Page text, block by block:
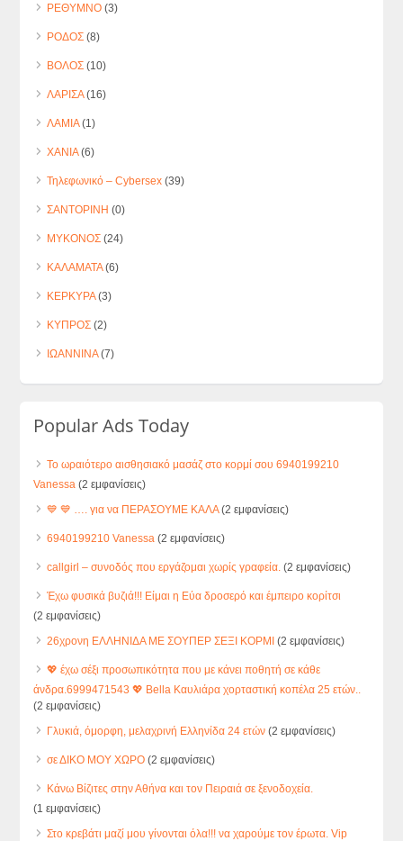
ΡΕΘΥΜΝΟ (3)
ΡΟΔΟΣ (8)
ΒΟΛΟΣ (10)
ΛΑΡΙΣΑ(16)
ΛΑΜΙΑ(1)
ΧΑΝΙΑ(6)
Τηλεφωνικό – Cybersex (39)
ΣΑΝΤΟΡΙΝΗ (0)
ΜΥΚΟΝΟΣ (24)
ΚΑΛΑΜΑΤΑ(6)
ΚΕΡΚΥΡΑ(3)
ΚΥΠΡΟΣ (2)
ΙΩΑΝΝΙΝΑ(7)
Popular Ads Today
Το ωραιότερο αισθησιακό μασάζ στο κορμί σου 6940199210
Vanessa (2 εμφανίσεις)
💙 💙 …. για να ΠΕΡΑΣΟΥΜΕ ΚΑΛΑ(2 εμφανίσεις)
6940199210 Vanessa (2 εμφανίσεις)
callgirl – συνοδός που εργάζομαι χωρίς γραφεία. (2 εμφανίσεις)
Έχω φυσικά βυζιά!!! Είμαι η Εύα δροσερό και έμπειρο κορίτσι
(2 εμφανίσεις)
26χρονη ΕΛΛΗΝΙΔΑ ΜΕ ΣΟΥΠΕΡ ΣΕΞΙ ΚΟΡΜΙ (2 εμφανίσεις)
💖 έχω σέξι προσωπικότητα που με κάνει ποθητή σε κάθε
άνδρα.6999471543 💖 Bella Καυλιάρα χορταστική κοπέλα 25 ετών..
(2 εμφανίσεις)
Γλυκιά, όμορφη, μελαχρινή Ελληνίδα 24 ετών (2 εμφανίσεις)
σε ΔΙΚΟ ΜΟΥ ΧΩΡΟ (2 εμφανίσεις)
Κάνω Βίζιτες στην Αθήνα και τον Πειραιά σε ξενοδοχεία.
(1 εμφανίσεις)
Στο κρεβάτι μαζί μου γίνονται όλα!!! να χαρούμε τον έρωτα. Vip